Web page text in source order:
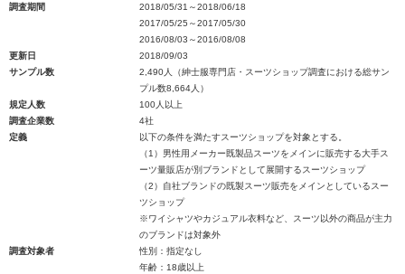
調査期間
2018/05/31～2018/06/18
2017/05/25～2017/05/30
2016/08/03～2016/08/08
更新日
2018/09/03
サンプル数
2,490人（紳士服専門店・スーツショップ調査における総サン
プル数8,664人）
規定人数
100人以上
調査企業数
4社
定義
以下の条件を満たすスーツショップを対象とする。
（1）男性用メーカー既製品スーツをメインに販売する大手ス
ーツ量販店が別ブランドとして展開するスーツショップ
（2）自社ブランドの既製スーツ販売をメインとしているスー
ツショップ
※ワイシャツやカジュアル衣料など、スーツ以外の商品が主力
のブランドは対象外
調査対象者
性別：指定なし
年齢：18歳以上